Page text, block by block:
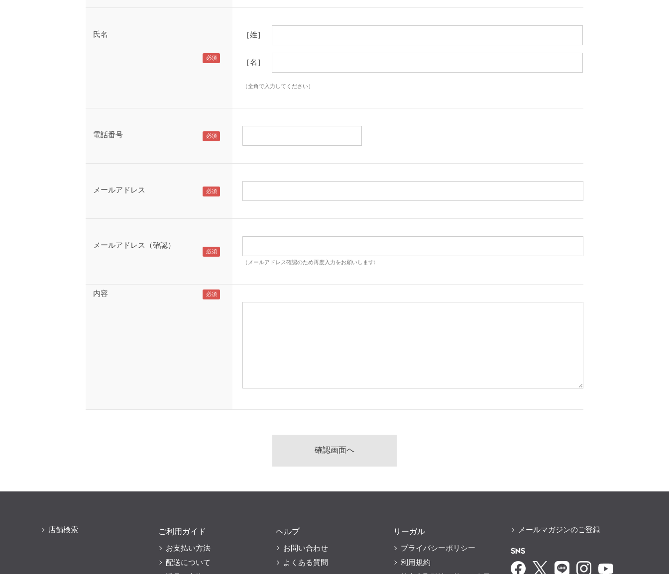
氏名 ［姓］
［名］
（全角で入力してください）
電話番号
メールアドレス
メールアドレス（確認）
（メールアドレス確認のため再度入力をお願いします)
内容
店舗検索
ご利用ガイド
お支払い方法
配送について
ヘルプ
お問い合わせ
よくある質問
リーガル
プライバシーポリシー
利用規約
メールマガジンのご登録
SNS